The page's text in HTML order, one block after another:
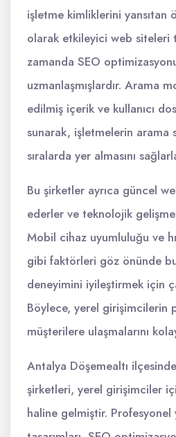
işletme kimliklerini yansıtan
olarak etkileyici web siteleri
zamanda SEO
uzmanlaşmışlardır. Arama
edilmiş içerik ve kullanıcı
sunarak, işletmelerin arama
sıralarda yer almasını
Bu şirketler ayrıca güncel
ederler ve teknolojik
Mobil cihaz uyumluluğu ve
gibi faktörleri göz önünde
deneyimini iyileştirmek için
Böylece, yerel girişimcilerin
müşterilere ulaşmalarını
Antalya Döşemealtı
şirketleri, yerel girişimciler
haline gelmiştir. Profesyonel